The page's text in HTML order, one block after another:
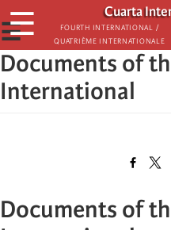
Skip
to
main
content
Cuarta
Fourth International /
Quatrième internationale
☰
☰
Documents of
International
Documents of